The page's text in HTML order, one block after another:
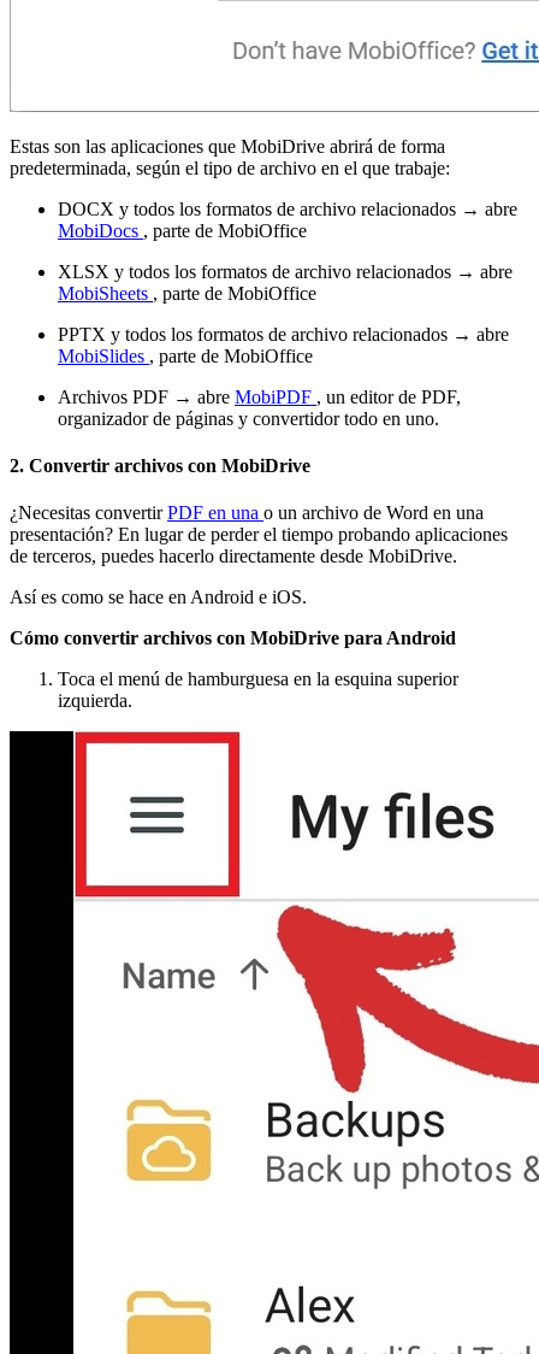
Estas son las aplicaciones que MobiDrive abrirá de forma
predeterminada, según el tipo de archivo en el que trabaje:
DOCX y todos los formatos de archivo relacionados → abre
MobiDocs , parte de MobiOffice
XLSX y todos los formatos de archivo relacionados → abre
MobiSheets , parte de MobiOffice
PPTX y todos los formatos de archivo relacionados → abre
MobiSlides , parte de MobiOffice
Archivos PDF → abre MobiPDF , un editor de PDF,
organizador de páginas y convertidor todo en uno.
2. Convertir archivos con MobiDrive
¿Necesitas convertirPDF en una o un archivo de Word en una
presentación? En lugar de perder el tiempo probando aplicaciones
de terceros, puedes hacerlo directamente desde MobiDrive.
Así es como se hace en Android e iOS.
Cómo convertir archivos con MobiDrive para Android
Toca el menú de hamburguesa en la esquina superior
izquierda.